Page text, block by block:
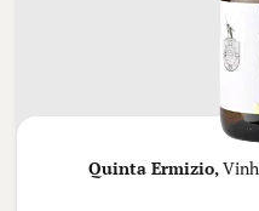
Quinta Ermizio,